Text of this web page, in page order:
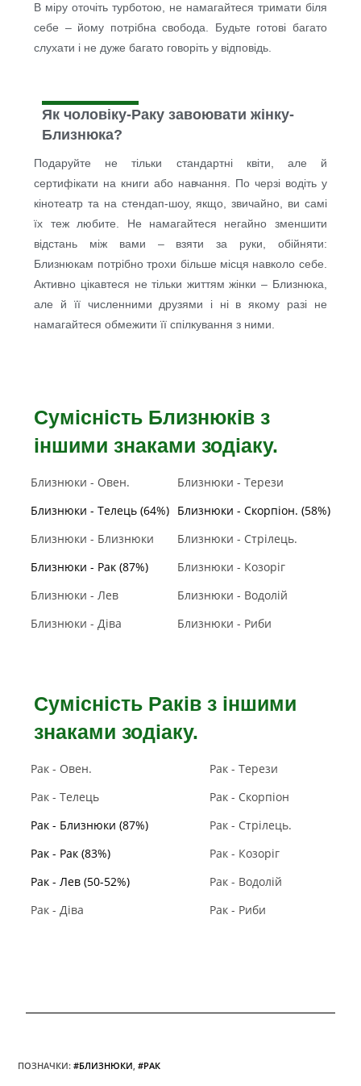
В міру оточіть турботою, не намагайтеся тримати біля
себе – йому потрібна свобода. Будьте готові багато
слухати і не дуже багато говоріть у відповідь.
Як чоловіку-Раку завоювати жінку-
Близнюка?
Подаруйте не тільки стандартні квіти, але й
сертифікати на книги або навчання. По черзі водіть у
кінотеатр та на стендап-шоу, якщо, звичайно, ви самі
їх теж любите. Не намагайтеся негайно зменшити
відстань між вами – взяти за руки, обійняти:
Близнюкам потрібно трохи більше місця навколо себе.
Активно цікавтеся не тільки життям жінки – Близнюка,
але й її численними друзями і ні в якому разі не
намагайтеся обмежити її спілкування з ними.
Сумісність Близнюків з
іншими знаками зодіаку.
Близнюки - Овен.
Близнюки - Терези
Близнюки - Телець (64%)
Близнюки - Скорпіон. (58%)
Близнюки - Близнюки
Близнюки - Стрілець.
Близнюки - Рак (87%)
Близнюки - Козоріг
Близнюки - Лев
Близнюки - Водолій
Близнюки - Діва
Близнюки - Риби
Сумісність Раків з іншими
знаками зодіаку.
Рак - Овен.
Рак - Терези
Рак - Телець
Рак - Скорпіон
Рак - Близнюки (87%)
Рак - Стрілець.
Рак - Рак (83%)
Рак - Козоріг
Рак - Лев (50-52%)
Рак - Водолій
Рак - Діва
Рак - Риби
ПОЗНАЧКИ:#БЛИЗНЮКИ, #РАК